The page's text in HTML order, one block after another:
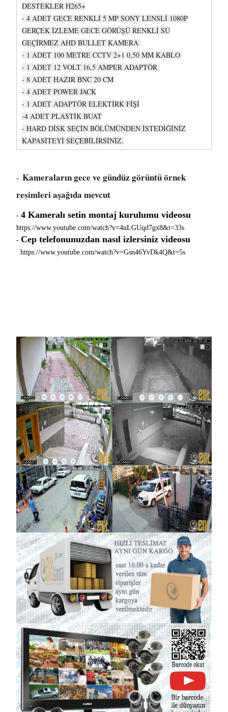
DESTEKLER H265+
- 4 ADET GECE RENKLİ 5 MP SONY LENSLİ 1080P
GERÇEK İZLEME GECE GÖRÜŞÜ RENKLİ SU
GEÇİRMEZ AHD BULLET KAMERA
- 1 ADET 100 METRE CCTV 2+1 0,50 MM KABLO
- 1 ADET 12 VOLT 16,5 AMPER ADAPTÖR
- 8 ADET HAZIR BNC 20 CM
- 4 ADET POWER JACK
- 1 ADET ADAPTÖR ELEKTİRK FİŞİ
-4 ADET PLASTİK BUAT
- HARD DİSK SEÇİN BÖLÜMÜNDEN İSTEDİĞİNİZ
KAPASİTEYİ SEÇEBİLİRSİNİZ.
- Kameraların gece ve gündüz görüntü örnek
resimleri aşağıda mevcut
- 4 Kameralı setin montaj kurulumu videosu
https://www.youtube.com/watch?v=4uLGUqd7gx8&t=33s
- Cep telefonunuzdan nasıl izlersiniz videosu
https://www.youtube.com/watch?v=Gsn46YvDk4Q&t=5s